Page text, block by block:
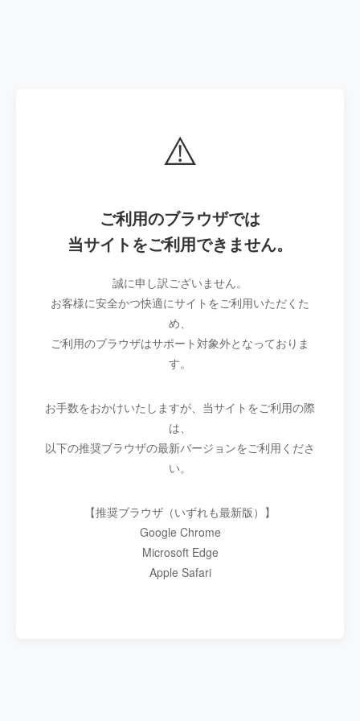
⚠️
ご利用のブラウザでは
当サイトをご利用できません。
誠に申し訳ございません。
お客様に安全かつ快適にサイトをご利用いただくた
め、
ご利用のブラウザはサポート対象外となっておりま
す。
お手数をおかけいたしますが、当サイトをご利用の際
は、
以下の推奨ブラウザの最新バージョンをご利用くださ
い。
【推奨ブラウザ（いずれも最新版）】
Google Chrome
Microsoft Edge
Apple Safari